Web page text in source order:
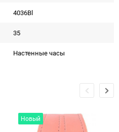
4036Bl
35
Настенные часы
Новый